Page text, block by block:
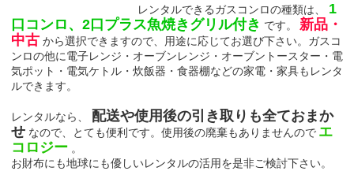
レンタルできるガスコンロの種類は、
1
口コンロ、2口プラス魚焼きグリル付き です。
新品・
中古 から選択できますので、用途に応じてお選び下さい。ガスコ
ンロの他に電子レンジ・オーブンレンジ・オーブントースター・電
気ポット・電気ケトル・炊飯器・食器棚などの家電・家具もレンタ
ルできます。
レンタルなら、
配送や使用後の引き取りも全ておまか
せ なので、とても便利です。使用後の廃棄もありませんので エ
コロジー 。
お財布にも地球にも優しいレンタルの活用を是非ご検討下さい。